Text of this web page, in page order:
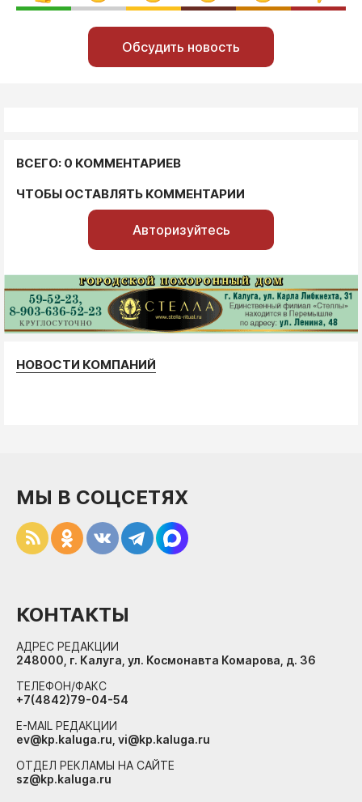
Обсудить новость
ВСЕГО: 0 КОММЕНТАРИЕВ
ЧТОБЫ ОСТАВЛЯТЬ КОММЕНТАРИИ
Авторизуйтесь
НОВОСТИ КОМПАНИЙ
МЫ В СОЦСЕТЯХ
КОНТАКТЫ
АДРЕС РЕДАКЦИИ
248000, г. Калуга, ул. Космонавта Комарова, д. 36
ТЕЛЕФОН/ФАКС
+7(4842)79-04-54
E-MAIL РЕДАКЦИИ
ev@kp.kaluga.ru, vi@kp.kaluga.ru
ОТДЕЛ РЕКЛАМЫ НА САЙТЕ
sz@kp.kaluga.ru